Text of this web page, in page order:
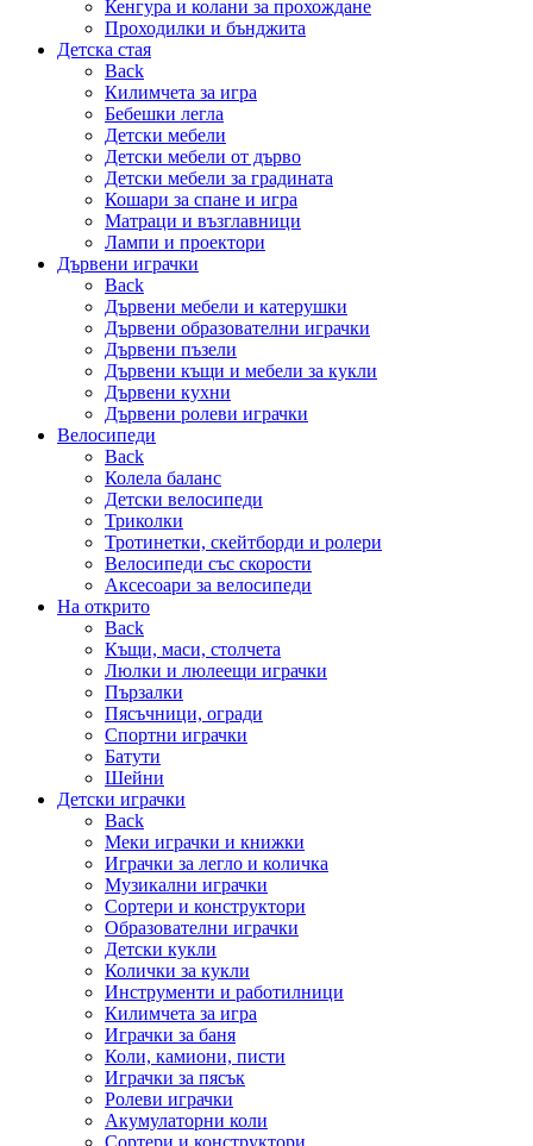
Кенгура и колани за прохождане
Проходилки и бънджита
Детска стая
Back
Килимчета за игра
Бебешки легла
Детски мебели
Детски мебели от дърво
Детски мебели за градината
Кошари за спане и игра
Матраци и възглавници
Лампи и проектори
Дървени играчки
Back
Дървени мебели и катерушки
Дървени образователни играчки
Дървени пъзели
Дървени къщи и мебели за кукли
Дървени кухни
Дървени ролеви играчки
Велосипеди
Back
Колела баланс
Детски велосипеди
Триколки
Тротинетки, скейтборди и ролери
Велосипеди със скорости
Аксесоари за велосипеди
На открито
Back
Къщи, маси, столчета
Люлки и люлеещи играчки
Пързалки
Пясъчници, огради
Спортни играчки
Батути
Шейни
Детски играчки
Back
Меки играчки и книжки
Играчки за легло и количка
Музикални играчки
Сортери и конструктори
Образователни играчки
Детски кукли
Колички за кукли
Инструменти и работилници
Килимчета за игра
Играчки за баня
Коли, камиони, писти
Играчки за пясък
Ролеви играчки
Акумулаторни коли